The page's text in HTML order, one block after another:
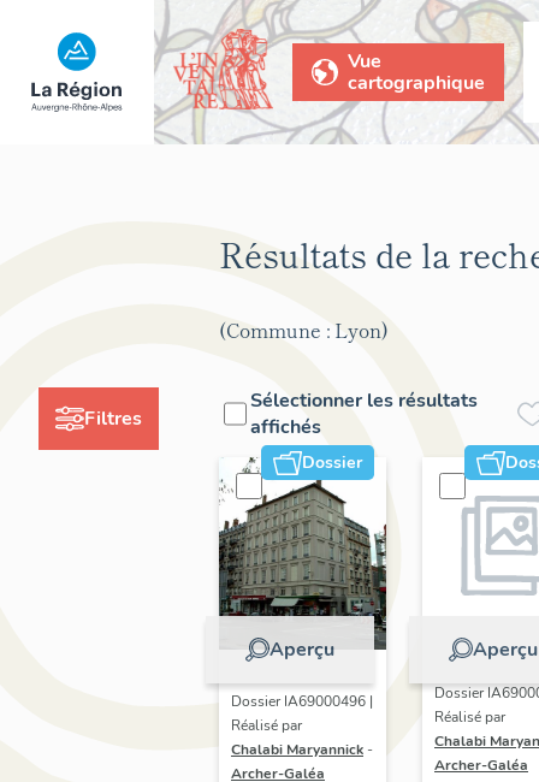
Vue
cartographique
Filtres
Résultats de la
(Commune : Lyon)
Sélectionner les résultats
affichés
Dossier
Aperçu
Dossier IA69000496 |
Réalisé par
Chalabi Maryannick -
Archer-Galéa
Aperçu
Dossier
Réalisé par
Chalabi
Archer-Galéa